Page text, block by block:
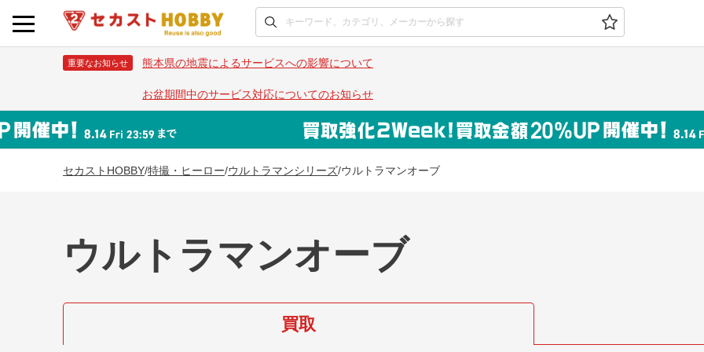
重要なお知らせ 熊本県の地震によるサービスへの影響について
お盆期間中のサービス対応についてのお知らせ
セカストHOBBY/特撮・ヒーロー/ウルトラマンシリーズ/ウルトラマンオーブ
ウルトラマンオーブ
買取